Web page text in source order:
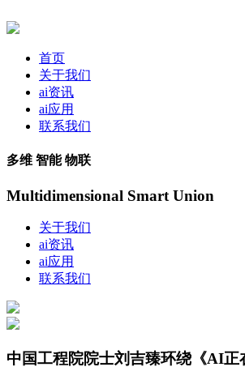
首页
关于我们
ai资讯
ai应用
联系我们
多维 智能 物联
Multidimensional Smart Union
关于我们
ai资讯
ai应用
联系我们
中国工程院院士刘吉臻环绕《AI正